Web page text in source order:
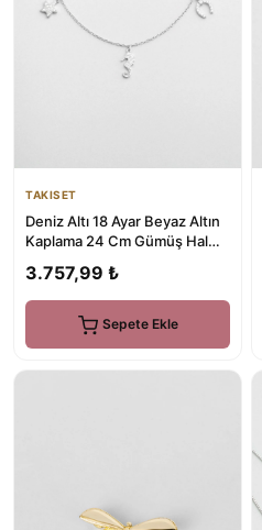
TAKISET
Deniz Altı 18 Ayar Beyaz Altın
Kaplama 24 Cm Gümüş Hal
3.757,99 ₺
Sepete Ekle